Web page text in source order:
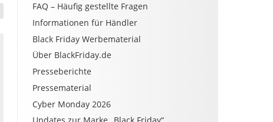
FAQ – Häufig gestellte Fragen
Informationen für Händler
Black Friday Werbematerial
Über BlackFriday.de
Presseberichte
Pressematerial
Cyber Monday 2026